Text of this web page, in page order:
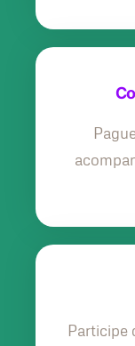
Participe